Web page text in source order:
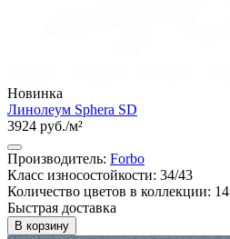
Новинка
Линолеум Sphera SD
3924 руб./м²
Производитель: Forbo
Класс износостойкости: 34/43
Количество цветов в коллекции: 14
Быстрая доставка
В корзину